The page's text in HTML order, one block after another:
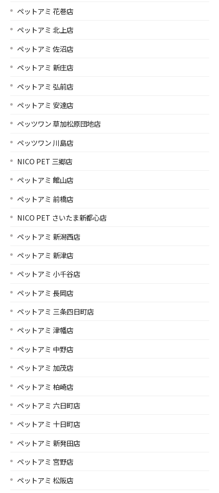
ペットアミ 花巻店
ペットアミ 北上店
ペットアミ 佐沼店
ペットアミ 新庄店
ペットアミ 弘前店
ペットアミ 安達店
ペッツワン 草加松原団地店
ペッツワン 川島店
NICO PET 三郷店
ペットアミ 館山店
ペットアミ 前橋店
NICO PET さいたま新都心店
ペットアミ 新潟西店
ペットアミ 新津店
ペットアミ 小千谷店
ペットアミ 長岡店
ペットアミ 三条四日町店
ペットアミ 津幡店
ペットアミ 中野店
ペットアミ 加茂店
ペットアミ 柏崎店
ペットアミ 六日町店
ペットアミ 十日町店
ペットアミ 新発田店
ペットアミ 宮野店
ペットアミ 松阪店